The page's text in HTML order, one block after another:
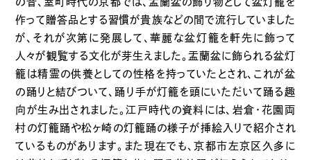
作って贈答品とする習慣が貴族などの間で流行していました
が、それが次第に発展して、華麗な盆灯籠を軒先に飾って
人々が観覧する文化が芽生えました。盂蘭盆に飾られる盆灯
籠は精霊の供養としての性格を持っていたとされ、これが盆
の踊りと結びついて、踊り手が灯籠を頭にいただいて踊る趣
向が生み出されました。江戸時代の資料には、岩倉・花園両
村の灯籠踊や松ヶ崎の灯籠踊の様子が挿絵入りで紹介され
ているものがあります。また現在でも、京都市左京区久多に